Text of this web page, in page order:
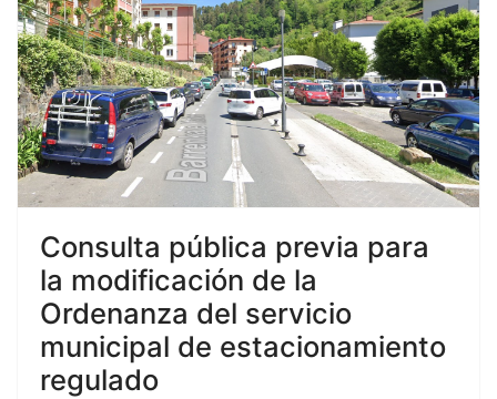
Consulta pública previa para
la modificación de la
Ordenanza del servicio
municipal de estacionamiento
regulado